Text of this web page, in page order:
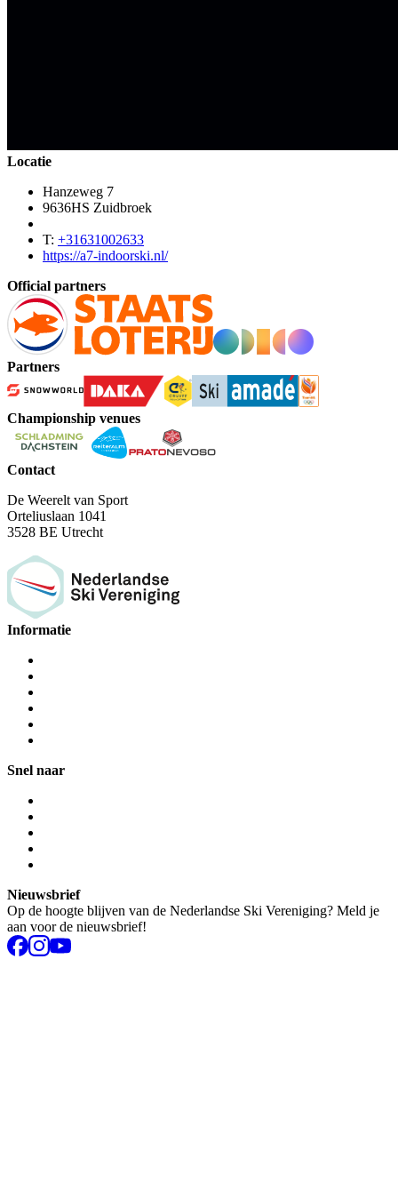
Locatie
Hanzeweg 7
9636HS Zuidbroek
T: +31631002633
https://a7-indoorski.nl/
Official partners
Partners
Championship venues
Contact
De Weerelt van Sport
Orteliuslaan 1041
3528 BE Utrecht
Informatie
Snel naar
Nieuwsbrief
Op de hoogte blijven van de Nederlandse Ski Vereniging? Meld je
aan voor de nieuwsbrief!